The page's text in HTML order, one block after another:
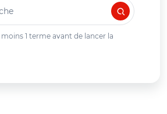
moins 1 terme avant de lancer la